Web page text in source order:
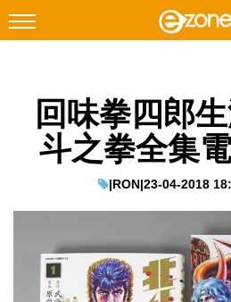
Facebook Instagram
科技焦點
遊戲動漫
教學評測
EduTech
回味拳四郎
斗之拳全集
|RON|23-04-2018